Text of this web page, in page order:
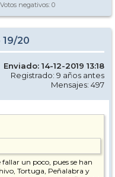
negativos: 0
20
Enviado: 14-12-2019 13:18
Registrado: 9 años antes
Mensajes: 497
fallar un poco, pues se han
Tortuga, Peñalabra y